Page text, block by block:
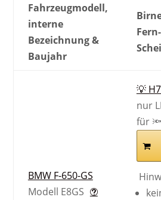
Fahrzeugmodell,
interne
Bezeichnung &
Baujahr
BMW F-650-GS
Modell E8GS
💡
nur
für